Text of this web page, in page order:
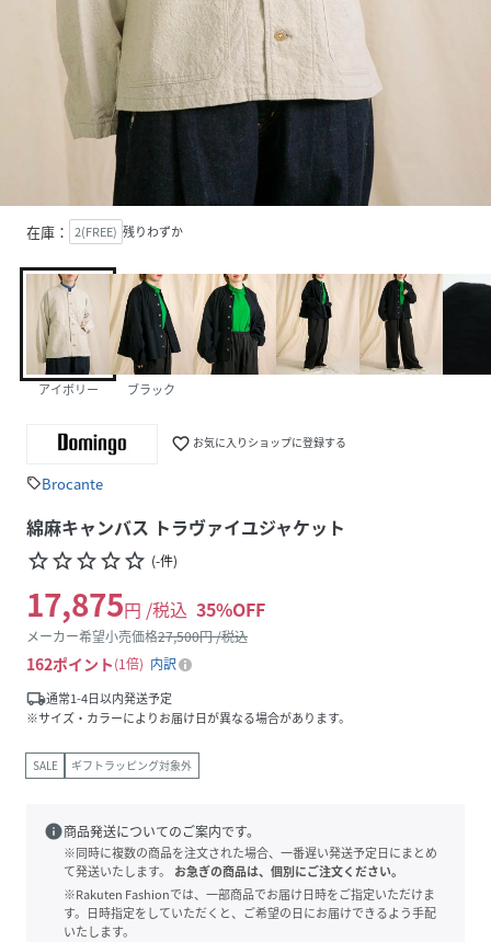
在庫： 2(FREE) 残りわずか
アイボリー ブラック
favorite_border お気に入りショップに登録する
sellBrocante
綿麻キャンバス トラヴァイユジャケット
star_borderstar_borderstar_borderstar_borderstar_border (-件)
17,875円 /税込 35%OFF
メーカー希望小売価格27,500円 /税込
162ポイント 1倍
内訳
local_shipping通常1-4日以内発送予定
※サイズ・カラーによりお届け日が異なる場合があります。
SALE ギフトラッピング対象外
info商品発送についてのご案内です。
※同時に複数の商品を注文された場合、一番遅い発送予定日にまとめ
て発送いたします。
お急ぎの商品は、個別にご注文ください。
※Rakuten Fashionでは、一部商品でお届け日時をご指定いただけま
す。日時指定をしていただくと、ご希望の日にお届けできるよう手配
いたします。